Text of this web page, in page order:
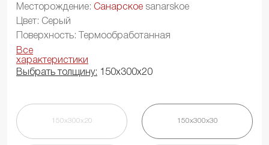
Месторождение: Санарское sanarskoe
Цвет: Серый
Поверхность: Термообработанная
Все
характеристики
Выбрать толщину: 150х300х20
150х300х20 150х300х30